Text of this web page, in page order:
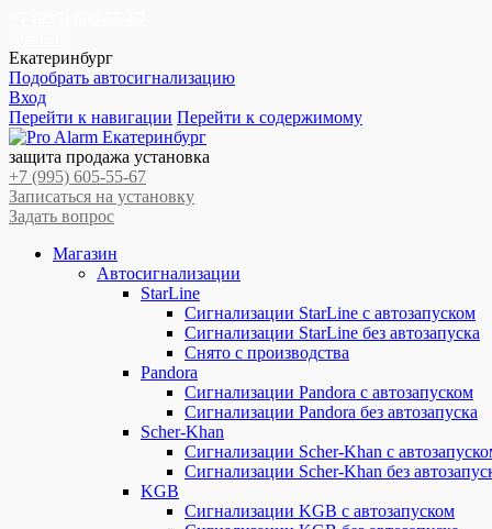
Екатеринбург
Подобрать автосигнализацию
Вход
Перейти к навигации Перейти к содержимому
защита продажа установка
+7 (995) 605-55-67
Записаться на установку
Задать вопрос
Магазин
Автосигнализации
StarLine
Сигнализации StarLine с автозапуском
Сигнализации StarLine без автозапуска
Снято с производства
Pandora
Сигнализации Pandora с автозапуском
Сигнализации Pandora без автозапуска
Scher-Khan
Сигнализации Scher-Khan с
Сигнализации Scher-Khan без
KGB
Сигнализации KGB с автозапуском